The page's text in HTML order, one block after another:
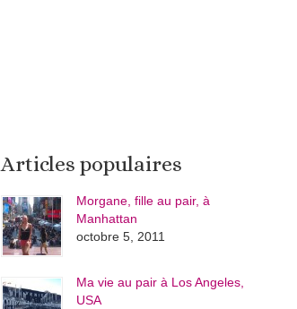
Articles populaires
Morgane, fille au pair, à
Manhattan
octobre 5, 2011
Ma vie au pair à Los Angeles,
USA